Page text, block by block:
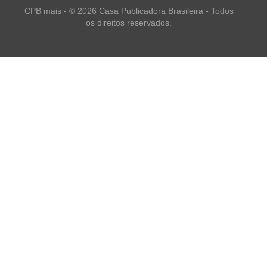
CPB mais - © 2026 Casa Publicadora Brasileira - Todos
os direitos reservados.